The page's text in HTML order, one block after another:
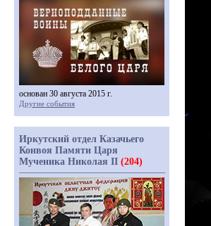
основан 30 августа 2015 г.
Другие события
Иркутский отдел Казачьего
Конвоя Памяти Царя
Мученика Николая II (204)